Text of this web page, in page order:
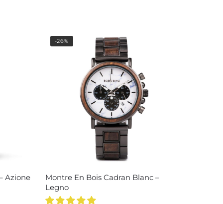
Azione
-26%
Montre En Bois Cadran Blanc –
Legno